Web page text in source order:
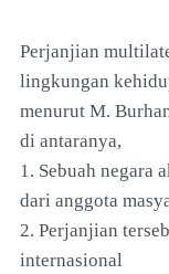
Perjanjian
lingkungan
menurut M.
di antaranya,
1. Sebuah negara
dari anggota
2. Perjanjian
internasional